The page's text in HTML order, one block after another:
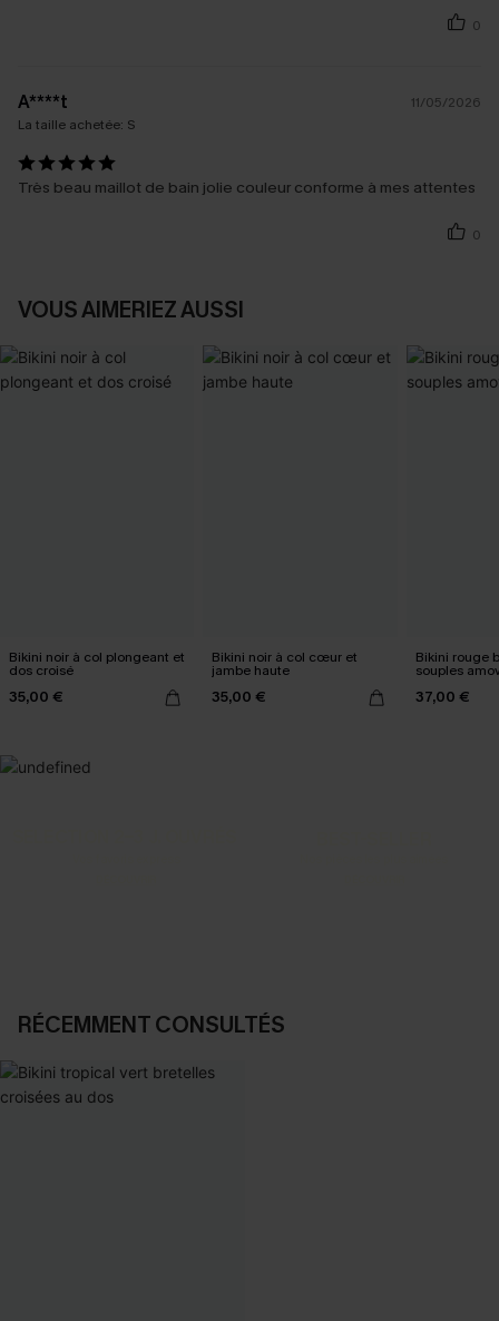
0
A****t
11/05/2026
La taille achetée: S
Très beau maillot de bain jolie couleur conforme à mes attentes
0
VOUS AIMERIEZ AUSSI
Bikini noir à col plongeant et
dos croisé
35,00 €
Bikini noir à col cœur et
jambe haute
35,00 €
Bikini rouge
souples
37,00 €
RÉCEMMENT CONSULTÉS